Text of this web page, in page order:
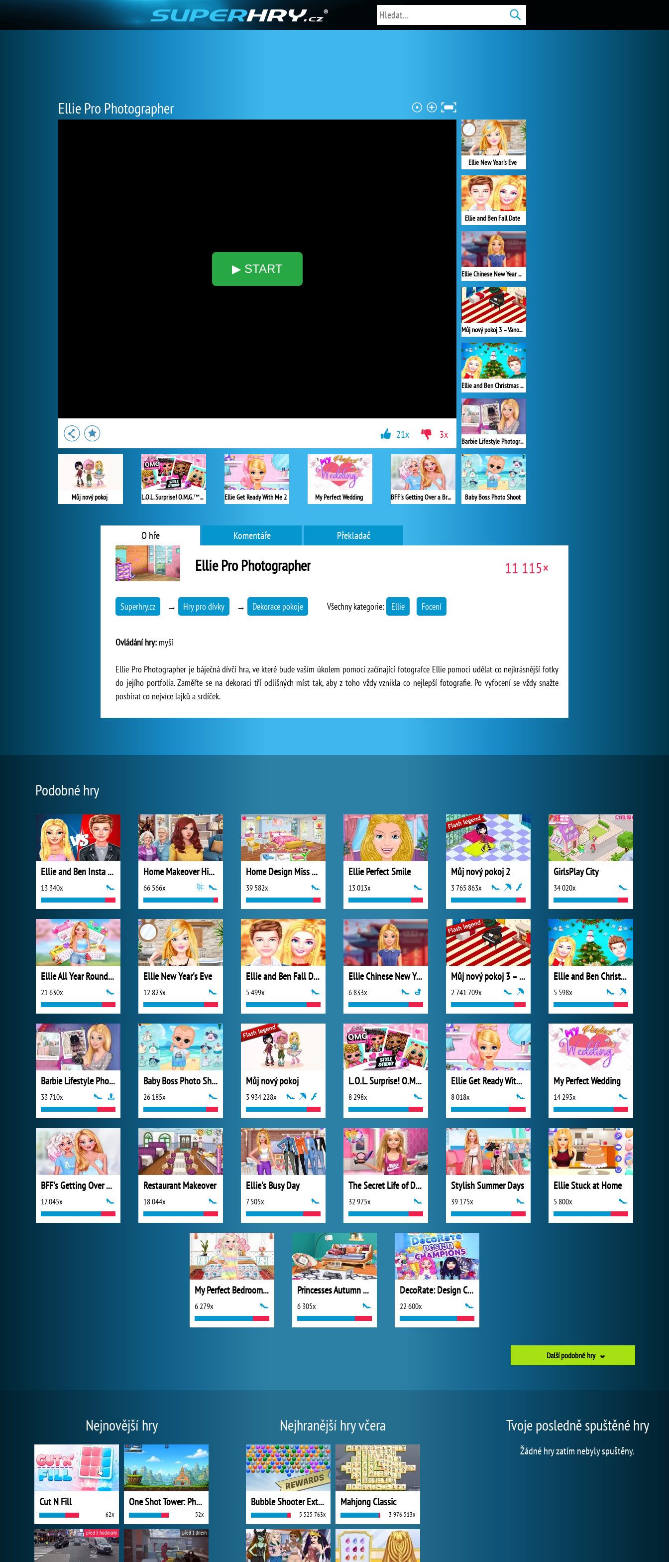
Ellie Pro Photographer
▶ START
Ellie New Year's Eve
Ellie and Ben Fall Date
Ellie Chinese New Year Celebration
Můj nový pokoj 3 – Vánoce
Ellie and Ben Christmas Preparation
Barbie Lifestyle Photographer
Baby Boss Photo Shoot
Můj nový pokoj L.O.L. Surprise! O.M.G.™ Style Studio Ellie Get Ready With Me 2 My Perfect Wedding BFF's Getting Over a Breakup
21x 3x
O hře Komentáře Překladač
Ellie Pro Photographer 11 115×
Superhry.cz → Hry pro dívky → Dekorace pokoje Všechny kategorie: Ellie Focení
Ovládání hry: myší
Ellie Pro Photographer je báječná dívčí hra, ve které bude vaším úkolem pomoci začínající fotografce Ellie pomoci udělat co nejkrásnější fotky
do jejího portfolia. Zaměřte se na dekoraci tří odlišných míst tak, aby z toho vždy vznikla co nejlepší fotografie. Po vyfocení se vždy snažte
posbírat co nejvíce lajků a srdíček.
Podobné hry
Ellie and Ben Insta Fashion
13 340x
Home Makeover Hidden Object
66 566x
Home Design Miss Robins Home Makeover
39 582x
Ellie Perfect Smile
13 013x
Můj nový pokoj 2
3 765 863x
GirlsPlay City
34 020x
Ellie All Year Round Fashion Addict
21 630x
Ellie New Year's Eve
12 823x
Ellie and Ben Fall Date
5 499x
Ellie Chinese New Year Celebration
6 833x
Můj nový pokoj 3 – Vánoce
2 741 709x
Ellie and Ben Christmas Preparation
5 598x
Barbie Lifestyle Photographer
33 710x
Baby Boss Photo Shoot
26 185x
Můj nový pokoj
3 934 228x
L.O.L. Surprise! O.M.G.™ Style Studio
8 298x
Ellie Get Ready With Me 2
8 018x
My Perfect Wedding
14 293x
BFF's Getting Over a Breakup
17 045x
Restaurant Makeover
18 044x
Ellie's Busy Day
7 505x
The Secret Life of Dolls
32 975x
Stylish Summer Days
39 175x
Ellie Stuck at Home
5 800x
My Perfect Bedroom Decor
6 279x
Princesses Autumn Design Challenge
6 305x
DecoRate: Design Champions
22 600x
Další podobné hry
Nejnovější hry
Cut N Fill
62x
One Shot Tower: Physics Destroyer
52x
před 5 hodinami před 1 dnem
Nejhranější hry včera
Bubble Shooter Extreme
5 525 763x
Mahjong Classic
3 976 513x
Tvoje posledně spuštěné hry
Žádné hry zatím nebyly spuštěny.